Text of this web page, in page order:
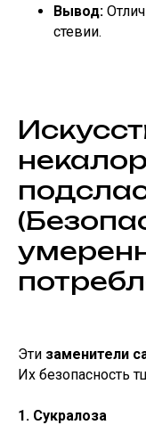
Вывод:
стевии.
Эти заменители
Их безопасность
1. Сукралоза